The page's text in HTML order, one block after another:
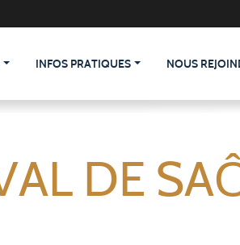
INFOS PRATIQUES NOUS
DE